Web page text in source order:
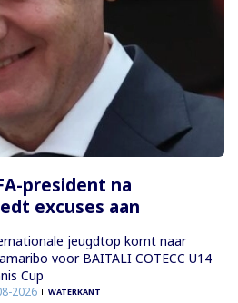
president na
excuses aan
jeugdtop komt naar
voor BAITALI COTECC U14
Cup
2026 WATERKANT